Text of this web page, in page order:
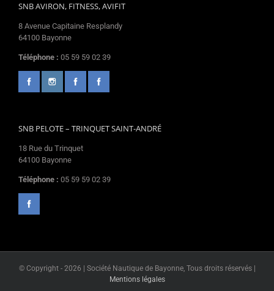
SNB AVIRON, FITNESS, AVIFIT
8 Avenue Capitaine Resplandy
64100 Bayonne
Téléphone : 05 59 59 02 39
SNB PELOTE – TRINQUET SAINT-ANDRÉ
18 Rue du Trinquet
64100 Bayonne
Téléphone : 05 59 59 02 39
© Copyright - 2026 | Société Nautique de Bayonne, Tous droits réservés |
Mentions légales